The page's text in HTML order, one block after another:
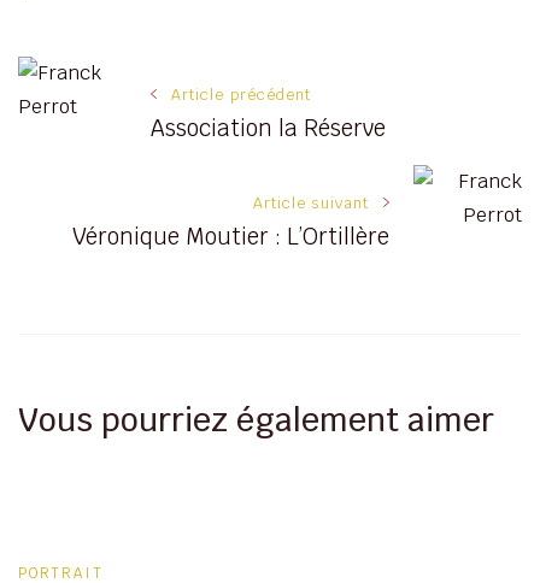
Navigation
articles
Article précédent
Association la Réserve
Article suivant
Véronique Moutier : L’Ortillère
Vous pourriez également aimer
PORTRAIT